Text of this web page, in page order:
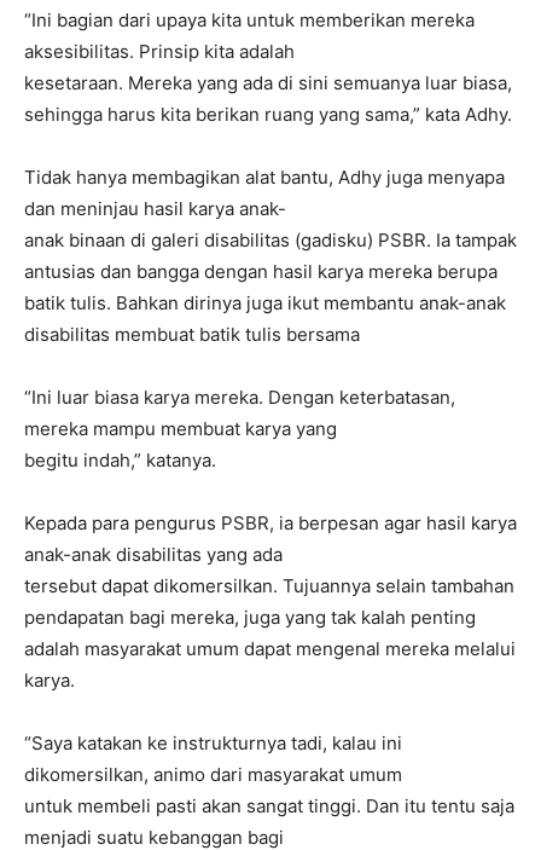
“Ini bagian dari upaya kita untuk memberikan mereka
aksesibilitas. Prinsip kita adalah
kesetaraan. Mereka yang ada di sini semuanya luar biasa,
sehingga harus kita berikan ruang yang sama,” kata Adhy.
Tidak hanya membagikan alat bantu, Adhy juga menyapa
dan meninjau hasil karya anak-
anak binaan di galeri disabilitas (gadisku) PSBR. Ia tampak
antusias dan bangga dengan hasil karya mereka berupa
batik tulis. Bahkan dirinya juga ikut membantu anak-anak
disabilitas membuat batik tulis bersama
“Ini luar biasa karya mereka. Dengan keterbatasan,
mereka mampu membuat karya yang
begitu indah,” katanya.
Kepada para pengurus PSBR, ia berpesan agar hasil karya
anak-anak disabilitas yang ada
tersebut dapat dikomersilkan. Tujuannya selain tambahan
pendapatan bagi mereka, juga yang tak kalah penting
adalah masyarakat umum dapat mengenal mereka melalui
karya.
“Saya katakan ke instrukturnya tadi, kalau ini
dikomersilkan, animo dari masyarakat umum
untuk membeli pasti akan sangat tinggi. Dan itu tentu saja
menjadi suatu kebanggan bagi